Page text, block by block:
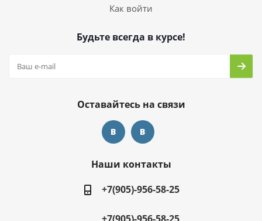
Как войти
Будьте всегда в курсе!
Оставайтесь на связи
Наши контакты
+7(905)-956-58-25